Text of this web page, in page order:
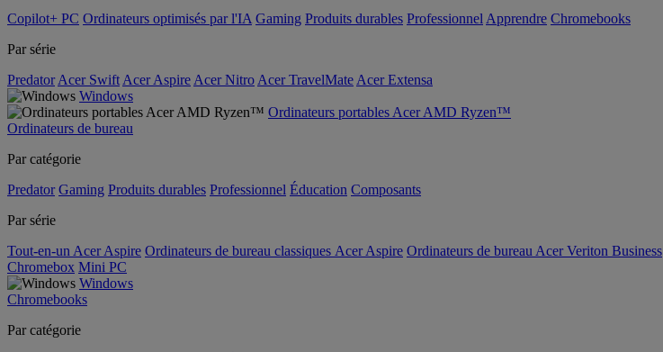
Copilot+ PC Ordinateurs optimisés par l'IA Gaming Produits durables Professionnel Apprendre Chromebooks
Par série
Predator Acer Swift Acer Aspire Acer Nitro Acer TravelMate Acer Extensa
Windows
Ordinateurs portables Acer AMD Ryzen™
Ordinateurs de bureau
Par catégorie
Predator Gaming Produits durables Professionnel Éducation Composants
Par série
Tout-en-un Acer Aspire Ordinateurs de bureau classiques Acer Aspire Ordinateurs de bureau Acer Veriton Business
Chromebox Mini PC
Windows
Chromebooks
Par catégorie